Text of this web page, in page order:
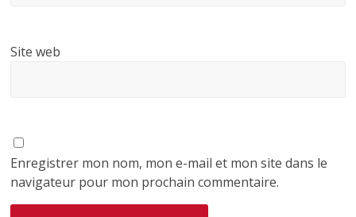
Site web
Enregistrer mon nom, mon e-mail et mon site dans le
navigateur pour mon prochain commentaire.